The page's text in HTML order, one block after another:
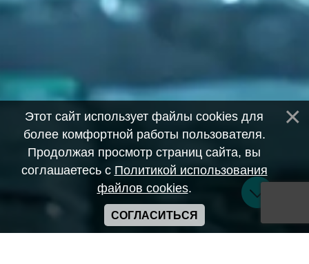
Этот сайт использует файлы cookies для
более комфортной работы пользователя.
Продолжая просмотр страниц сайта, вы
соглашаетесь с Политикой использования
файлов cookies.
СОГЛАСИТЬСЯ